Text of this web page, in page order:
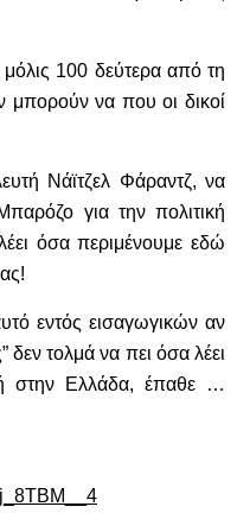
μόλις 100 δεύτερα από τη
μπορούν να που οι δικοί
Νάϊτζελ Φάραντζ, να
για την πολιτική
όσα περιμένουμε εδώ
εντός εισαγωγικών αν
δεν τολμά να πει όσα λέει
στην Ελλάδα, έπαθε …